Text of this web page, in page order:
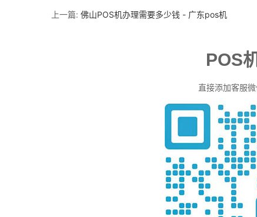
上一篇: 佛山POS机办理需要多少钱 - 广东pos机
POS
直接添加客服微